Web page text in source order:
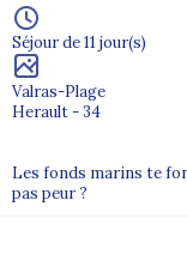
Séjour de 11 jour(s)
Valras-Plage
Herault - 34
Les fonds marins te
pas peur ?